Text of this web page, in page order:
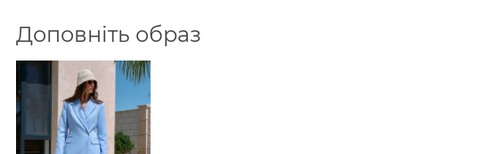
Доповніть образ